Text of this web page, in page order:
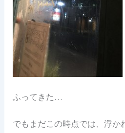
ふってきた…
でもまだこの時点では、浮か